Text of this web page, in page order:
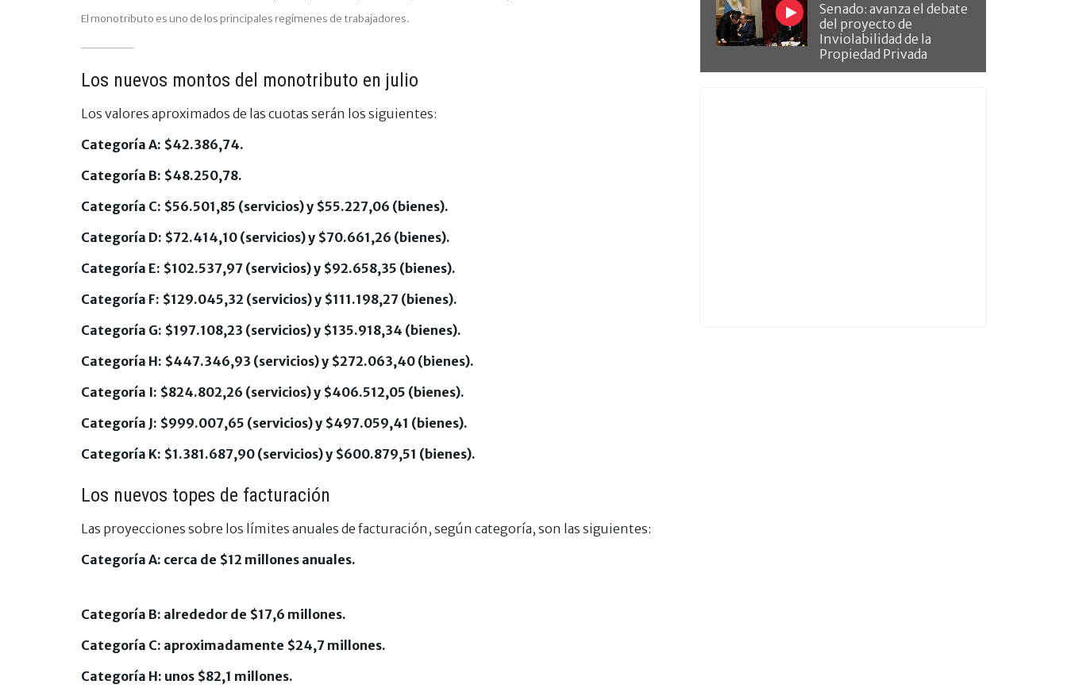
El monotributo es uno de los principales regímenes de trabajadores.
Los nuevos montos del monotributo en julio
Los valores aproximados de las cuotas serán los siguientes:
Categoría A: $42.386,74.
Categoría B: $48.250,78.
Categoría C: $56.501,85 (servicios) y $55.227,06 (bienes).
Categoría D: $72.414,10 (servicios) y $70.661,26 (bienes).
Categoría E: $102.537,97 (servicios) y $92.658,35 (bienes).
Categoría F: $129.045,32 (servicios) y $111.198,27 (bienes).
Categoría G: $197.108,23 (servicios) y $135.918,34 (bienes).
Categoría H: $447.346,93 (servicios) y $272.063,40 (bienes).
Categoría I: $824.802,26 (servicios) y $406.512,05 (bienes).
Categoría J: $999.007,65 (servicios) y $497.059,41 (bienes).
Categoría K: $1.381.687,90 (servicios) y $600.879,51 (bienes).
Los nuevos topes de facturación
Las proyecciones sobre los límites anuales de facturación, según categoría, son las siguientes:
Categoría A: cerca de $12 millones anuales.
Categoría B: alrededor de $17,6 millones.
Categoría C: aproximadamente $24,7 millones.
Categoría H: unos $82,1 millones.
Senado: avanza el debate
del proyecto de
Inviolabilidad de la
Propiedad Privada